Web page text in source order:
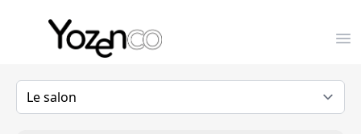
Yozenco - Organisateur de Salons, Evénements et